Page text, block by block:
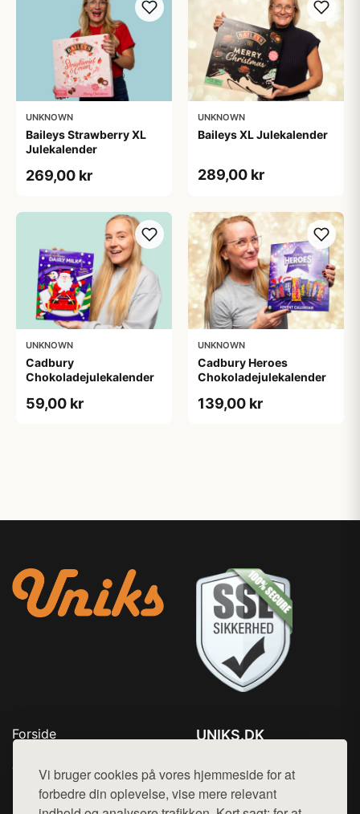
Vi bruger cookies på vores hjemmeside for at
forbedre din oplevelse, vise mere relevant
UNKNOWN
Baileys Strawberry XL
Julekalender
269,00 kr
UNKNOWN
Baileys XL Julekalender
289,00 kr
UNKNOWN
Cadbury
Chokoladejulekalender
59,00 kr
UNKNOWN
Cadbury Heroes
Chokoladejulekalender
139,00 kr
Forside
Top Rabatter
Kontakt
UNIKS.DK
Mail: hej@want.dk